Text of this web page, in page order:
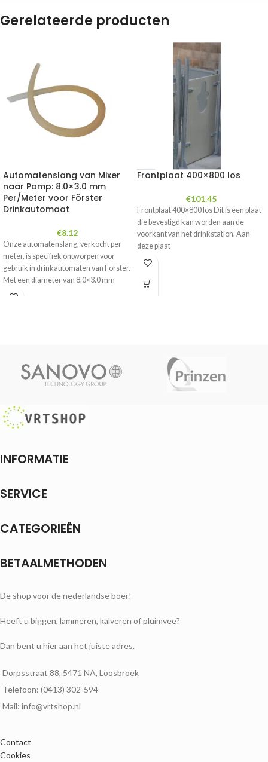
Gerelateerde producten
Automatenslang van Mixer
naar Pomp: 8.0×3.0 mm
Per/Meter voor Förster
Drinkautomaat
€8.12
Onze automatenslang, verkocht per
meter, is specifiek ontworpen voor
gebruik in drinkautomaten van Förster.
Met een diameter van 8.0×3.0 mm
Frontplaat 400×800 los
€101.45
Frontplaat 400×800 los Dit is een plaat
die bevestigd kan worden aan de
voorkant van het drinkstation. Aan
deze plaat
INFORMATIE
SERVICE
CATEGORIEËN
BETAALMETHODEN
De shop voor de nederlandse boer!
Heeft u biggen, lammeren, kalveren of pluimvee?
Dan bent u hier aan het juiste adres.
Dorpsstraat 88, 5471 NA, Loosbroek
Telefoon: (0413) 302-594
Mail: info@vrtshop.nl
Contact
Cookies